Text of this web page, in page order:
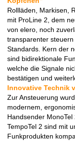
Rollläden, Markisen,
mit ProLine 2, dem
von elero, noch
transparenter
Standards. Kern der
sind bidirektionale
welche die Signale
bestätigen und
Innovative Technik
Zur Ansteuerung
modernem,
Handsender MonoTel
TempoTel 2 sind mit
Funkprodukten